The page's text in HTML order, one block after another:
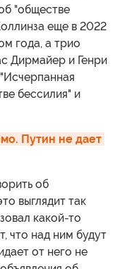
"обществе
еще в 2022
года, а трио
Дирмайер и Генри
бессилия" и
Путин не дает
об
выглядит так
какой-то
что над ним будут
от него не